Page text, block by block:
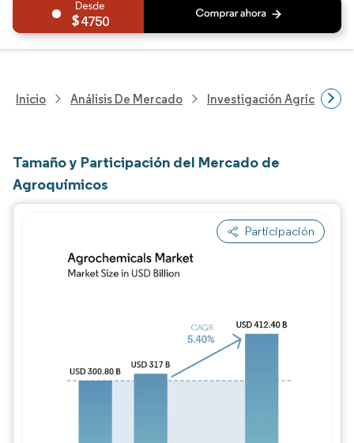
4750
Inicio Análisis De Mercado Investigación Agrícola
Tamaño y Participación del Mercado de
Agroquímicos
Participación